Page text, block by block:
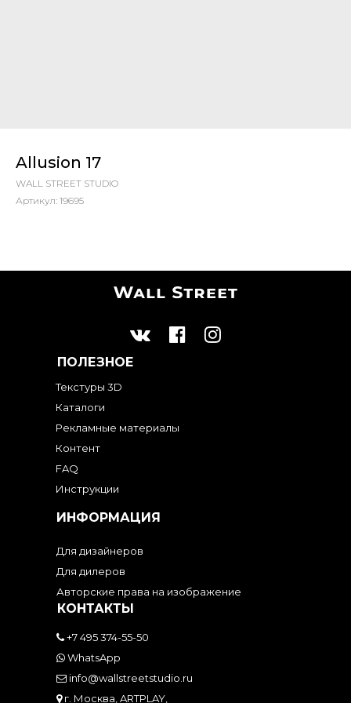
Allusion 17
WALL STREET STUDIO
Артикул: 19695
ПОЛЕЗНОЕ
Текстуры 3D
Каталоги
Рекламные материалы
Контент
FAQ
Инструкции
ИНФОРМАЦИЯ
Для дизайнеров
Для дилеров
Авторские права на изображение
КОНТАКТЫ
+7 495 374-55-50
WhatsApp
info@wallstreetstudio.ru
г. Москва, ARTPLAY,